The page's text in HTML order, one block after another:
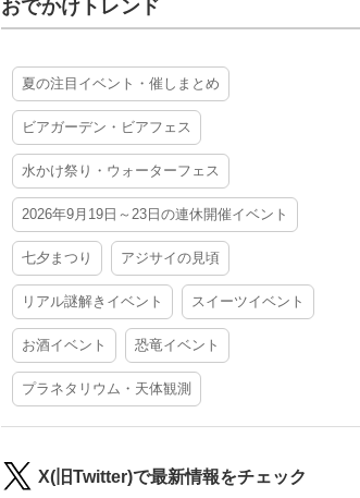
おでかけトレンド
夏の注目イベント・催しまとめ
ビアガーデン・ビアフェス
水かけ祭り・ウォーターフェス
2026年9月19日～23日の連休開催イベント
七夕まつり アジサイの見頃
リアル謎解きイベント スイーツイベント
お酒イベント 恐竜イベント
プラネタリウム・天体観測
X(旧Twitter)で最新情報をチェック